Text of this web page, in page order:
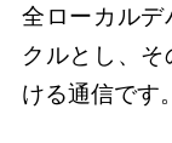
全ローカルデ
クルとし、
ける通信です。